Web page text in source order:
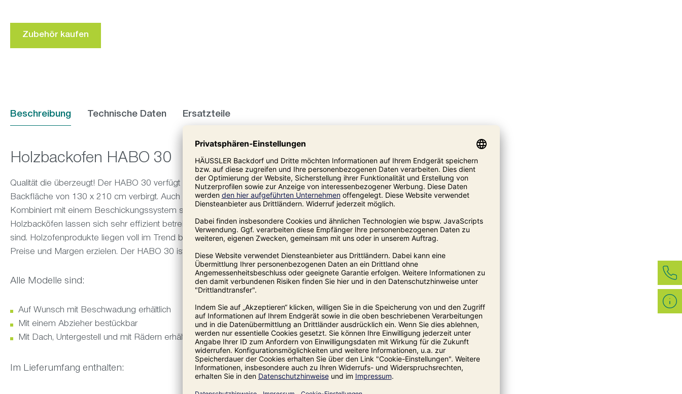
Zubehör kaufen
Beschreibung Technische Daten Ersatzteile
Holzbackofen HABO 30
Qualität die überzeugt! Der HABO 30 verfügt über zwei Ofentüren, hinter denen sich die enorme
Backfläche von 130 x 210 cm verbirgt. Auch er kann mit einem zweiten Stock erweitert werden.
Kombiniert mit einem Beschickungssystem spielt er seine ganze Produktionspower aus.
Holzbacköfen lassen sich sehr effizient betreiben, wenn die Abläufe darum herum gut abgestimmt
sind. Holzofenprodukte liegen voll im Trend bei den Verbrauchern. Mit ihnen lassen sich sehr gute
Preise und Margen erzielen. Der HABO 30 ist ein echtes Erfolgsmodell!
Alle Modelle sind:
Auf Wunsch mit Beschwadung erhältlich
Mit einem Abzieher bestückbar
Mit Dach, Untergestell und mit Rädern erhältlich
Im Lieferumfang enthalten: